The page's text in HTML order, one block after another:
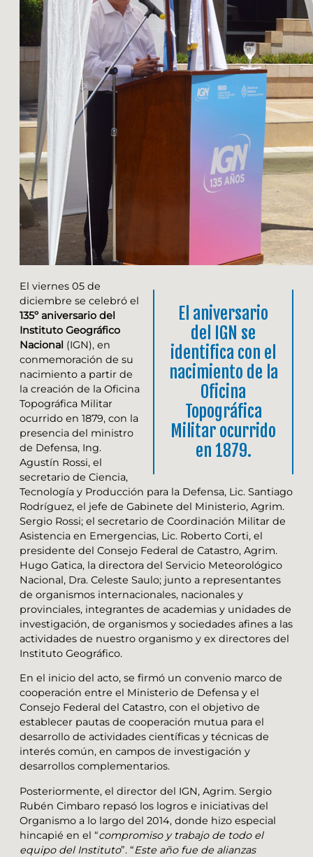
El aniversario
del IGN se
identifica con el
nacimiento de la
Oficina
Topográfica
Militar ocurrido
en 1879.
El viernes 05 de
diciembre se celebró el
135º aniversario del
Instituto Geográfico
Nacional (IGN), en
conmemoración de su
nacimiento a partir de
la creación de la Oficina
Topográfica Militar
ocurrido en 1879, con la
presencia del ministro
de Defensa, Ing.
Agustín Rossi, el
secretario de Ciencia,
Tecnología y Producción para la Defensa, Lic. Santiago
Rodríguez, el jefe de Gabinete del Ministerio, Agrim.
Sergio Rossi; el secretario de Coordinación Militar de
Asistencia en Emergencias, Lic. Roberto Corti, el
presidente del Consejo Federal de Catastro, Agrim.
Hugo Gatica, la directora del Servicio Meteorológico
Nacional, Dra. Celeste Saulo; junto a representantes
de organismos internacionales, nacionales y
provinciales, integrantes de academias y unidades de
investigación, de organismos y sociedades afines a las
actividades de nuestro organismo y ex directores del
Instituto Geográfico.
En el inicio del acto, se firmó un convenio marco de
cooperación entre el Ministerio de Defensa y el
Consejo Federal del Catastro, con el objetivo de
establecer pautas de cooperación mutua para el
desarrollo de actividades científicas y técnicas de
interés común, en campos de investigación y
desarrollos complementarios.
Posteriormente, el director del IGN, Agrim. Sergio
Rubén Cimbaro repasó los logros e iniciativas del
Organismo a lo largo del 2014, donde hizo especial
hincapié en el “compromiso y trabajo de todo el
equipo del Instituto”. “Este año fue de alianzas